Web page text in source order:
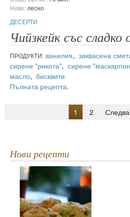
Ниво: лесно
ДЕСЕРТИ
Чийзкейк със сладко
ПРОДУКТИ: ванилия, заквасена
сирене "рикота", сирене
масло, бисквити
Пълната рецепта.
1 2
Нови рецепти